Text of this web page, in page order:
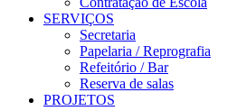
SERVIÇOS
Secretaria
Papelaria / Reprografia
Refeitório / Bar
Reserva de salas
PROJETOS